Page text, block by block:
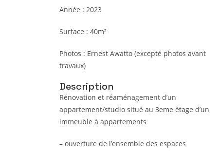
Année : 2023
Surface : 40m²
Photos : Ernest Awatto (excepté photos avant
travaux)
Description
Rénovation et réaménagement d’un
appartement/studio situé au 3eme étage d’un
immeuble à appartements
– ouverture de l’ensemble des espaces